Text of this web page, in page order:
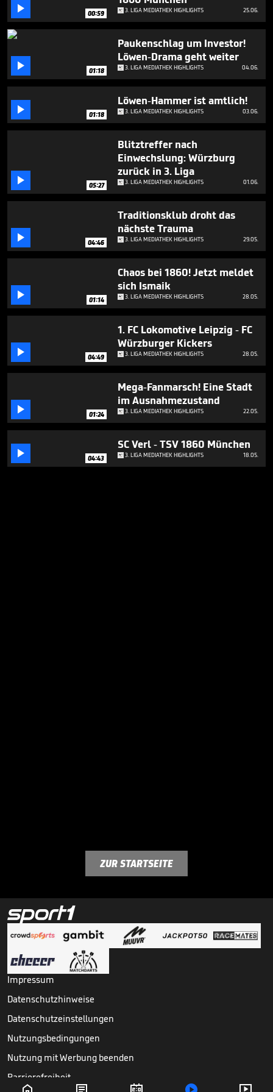
minutes,
seconds
 00:59 3. LIGA MEDIATHEK HIGHLIGHTS 25.06.
 01:18
Paukenschlag um Investor!
Löwen-Drama geht weiter
3. LIGA MEDIATHEK HIGHLIGHTS 04.06.
 01:18
Löwen-Hammer ist amtlich!
3. LIGA MEDIATHEK HIGHLIGHTS 03.06.
 05:27
Blitztreffer nach
Einwechslung: Würzburg
zurück in 3. Liga
3. LIGA MEDIATHEK HIGHLIGHTS 01.06.
 04:46
Traditionsklub droht das
nächste Trauma
3. LIGA MEDIATHEK HIGHLIGHTS 29.05.
 01:14
Chaos bei 1860! Jetzt meldet
sich Ismaik
3. LIGA MEDIATHEK HIGHLIGHTS 28.05.
 04:49
1. FC Lokomotive Leipzig - FC
Würzburger Kickers
3. LIGA MEDIATHEK HIGHLIGHTS 28.05.
 01:24
Mega-Fanmarsch! Eine Stadt
im Ausnahmezustand
3. LIGA MEDIATHEK HIGHLIGHTS 22.05.
 04:43
SC Verl - TSV 1860 München
3. LIGA MEDIATHEK HIGHLIGHTS 18.05.
ZUR STARTSEITE
Impressum
Datenschutzhinweise
Datenschutzeinstellungen
Nutzungsbedingungen
Nutzung mit Werbung beenden
Barrierefreiheit